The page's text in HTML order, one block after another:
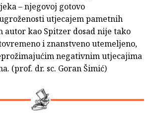
– njegovoj gotovo
utjecajem pametnih
autor kao Spitzer dosad nije tako
i znanstveno utemeljeno,
negativnim utjecajima
(prof. dr. sc. Goran Šimić)